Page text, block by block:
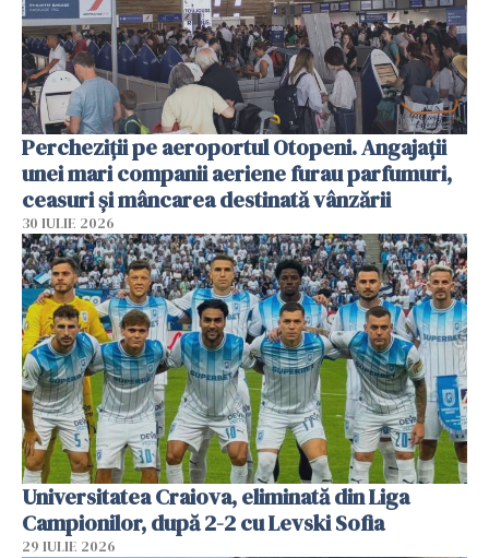
Percheziții pe aeroportul Otopeni. Angajații
unei mari companii aeriene furau parfumuri,
ceasuri și mâncarea destinată vânzării
30 IULIE 2026
Universitatea Craiova, eliminată din Liga
Campionilor, după 2-2 cu Levski Sofia
29 IULIE 2026